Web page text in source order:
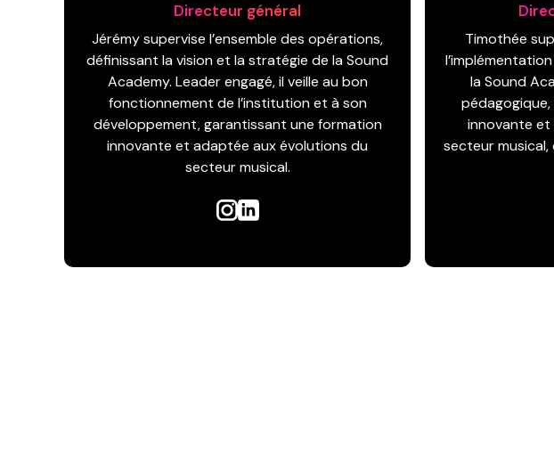
Directeur général
Jérémy supervise l’ensemble des opérations,
définissant la vision et la stratégie de la Sound
Academy. Leader engagé, il veille au bon
fonctionnement de l’institution et à son
développement, garantissant une formation
innovante et adaptée aux évolutions du
secteur musical.
Timothée
la Sound
innovante
secteur musical,